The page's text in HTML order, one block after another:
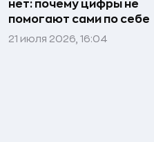
нет: почему цифры не
помогают сами по себе
21 июля 2026, 16:04